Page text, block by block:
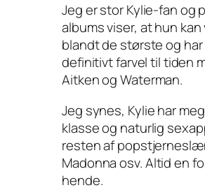
Jeg er stor Kylie-fan og
albums viser, at hun
blandt de største og
definitivt farvel til tiden
Aitken og Waterman.
Jeg synes, Kylie har
klasse og naturlig
resten af
Madonna osv. Altid en
hende.